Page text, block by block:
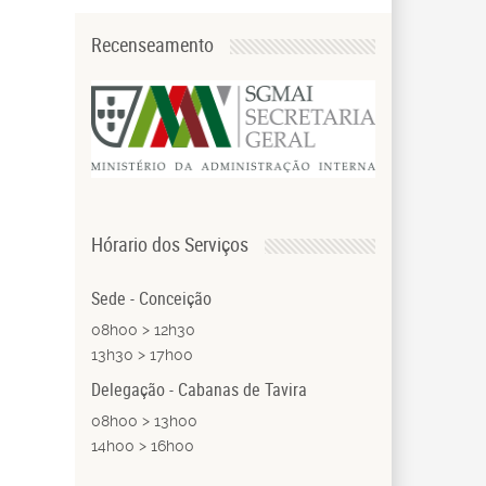
Recenseamento
Hórario dos Serviços
Sede - Conceição
08h00 > 12h30
13h30 > 17h00
Delegação - Cabanas de Tavira
08h00 > 13h00
14h00 > 16h00